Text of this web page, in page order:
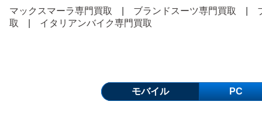
マックスマーラ専門買取 ブランドスーツ専門買取
取
イタリアンバイク専門買取
モバイル PC